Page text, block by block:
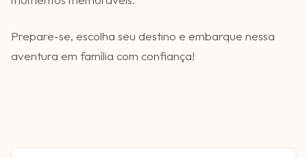
Prepare-se, escolha seu destino e embarque nessa
aventura em família com confiança!